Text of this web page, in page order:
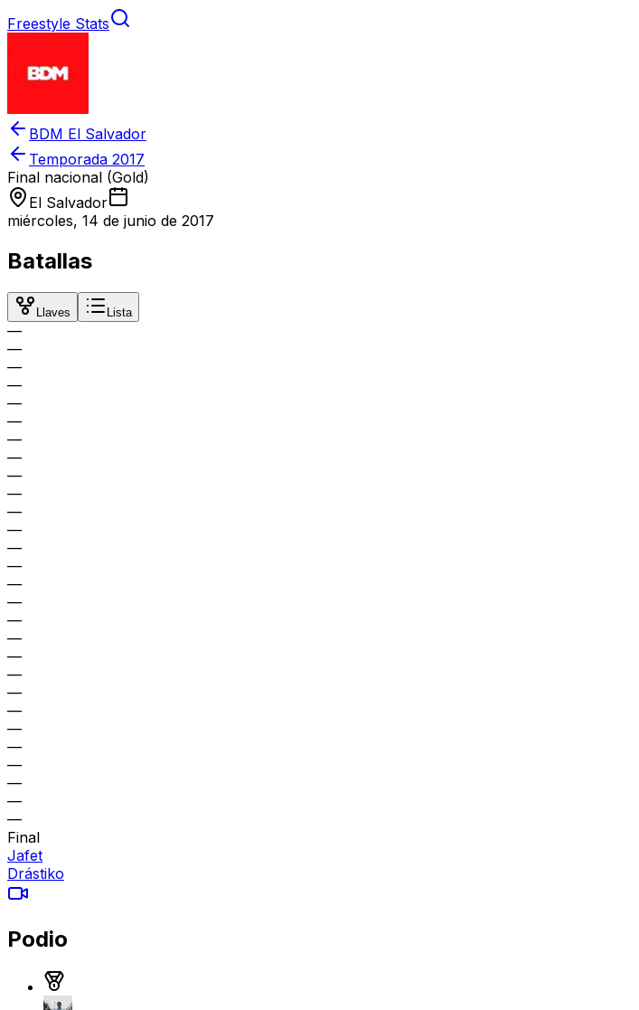
Freestyle Stats
BDM El Salvador
Temporada 2017
Final nacional (Gold)
El Salvador
miércoles, 14 de junio de 2017
Batallas
Llaves Lista
—
—
—
—
—
—
—
—
—
—
—
—
—
—
—
—
—
—
—
—
—
—
—
—
—
—
—
—
Final
Jafet
Drástiko
Podio